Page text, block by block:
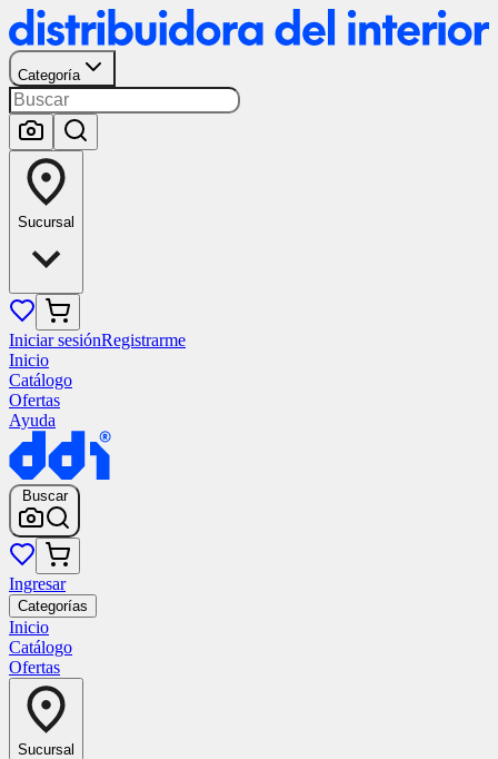
Categoría
Sucursal
Iniciar sesiónRegistrarme
Inicio
Catálogo
Ofertas
Ayuda
Buscar
Ingresar
Categorías
Inicio
Catálogo
Ofertas
Sucursal